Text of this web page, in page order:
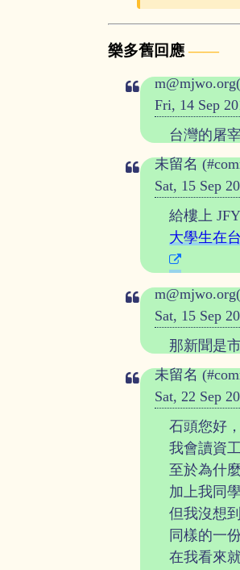
樂多舊回應
Fri, 14 Sep
台灣的屠
未留名
Sat, 15 Sep
給樓上
大學生在
Sat, 15 Sep
那新聞是
未留名
Sat, 22 Sep
石頭您好
我會讀資
至於為什
加上我同
但我沒想
同樣的一
在我看來